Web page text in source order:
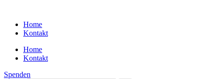
contentHome
Kontakt
Home
Kontakt
Spenden